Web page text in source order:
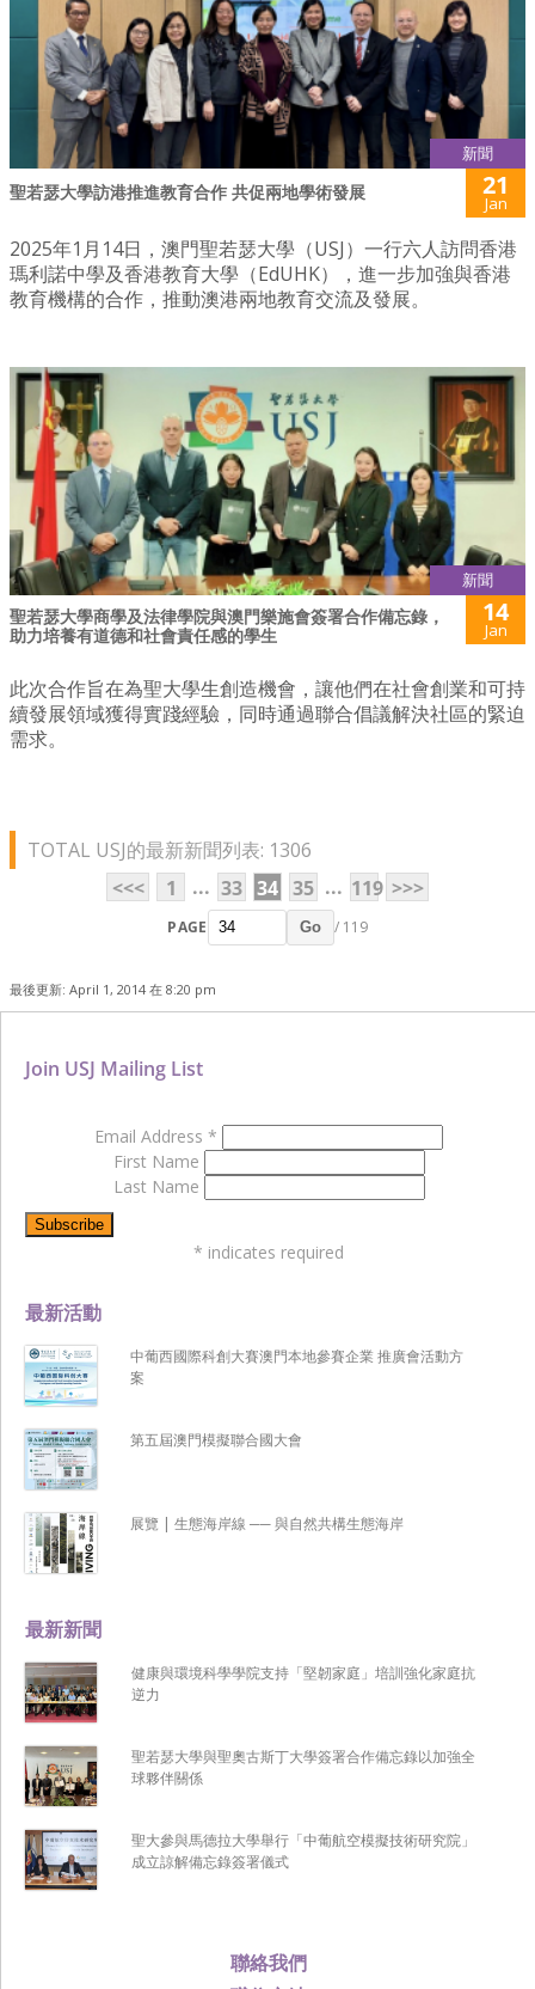
新聞
聖若瑟大學訪港推進教育合作 共促兩地學術發展 21
Jan
2025年1月14日，澳門聖若瑟大學（USJ）一行六人訪問香港
瑪利諾中學及香港教育大學（EdUHK），進一步加強與香港
教育機構的合作，推動澳港兩地教育交流及發展。
新聞
聖若瑟大學商學及法律學院與澳門樂施會簽署合作備忘錄，
助力培養有道德和社會責任感的學生
14
Jan
此次合作旨在為聖大學生創造機會，讓他們在社會創業和可持
續發展領域獲得實踐經驗，同時通過聯合倡議解決社區的緊迫
需求。
TOTAL USJ的最新新聞列表: 1306
<<<
1 ... 33 34 35 ... 119 >>>
PAGE Go / 119
最後更新: April 1, 2014 在 8:20 pm
聯絡我們
最新新聞
健康與環境科學學院支持「堅韌家庭」培訓強化家庭抗
逆力
聖若瑟大學與聖奧古斯丁大學簽署合作備忘錄以加強全
球夥伴關係
聖大參與馬德拉大學舉行「中葡航空模擬技術研究院」
成立諒解備忘錄簽署儀式
最新活動
中葡西國際科創大賽澳門本地參賽企業 推廣會活動方
案
第五屆澳門模擬聯合國大會
展覽 | 生態海岸線 ── 與自然共構生態海岸
Join USJ Mailing List
Email Address *
First Name
Last Name
* indicates required